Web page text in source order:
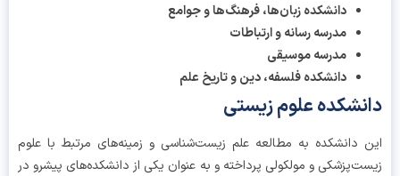
دانشکده زبان‌ها، فرهنگ‌ها و جوامع
مدرسه رسانه و ارتباطات
مدرسه موسیقی
دانشکده فلسفه، دین و تاریخ علم
علوم زیستی
دانشکده به مطالعه علم زیست‌شناسی و زمینه‌های مرتبط با علوم
و مولکولی پرداخته و به عنوان یکی از دانشکده‌های پیشرو در